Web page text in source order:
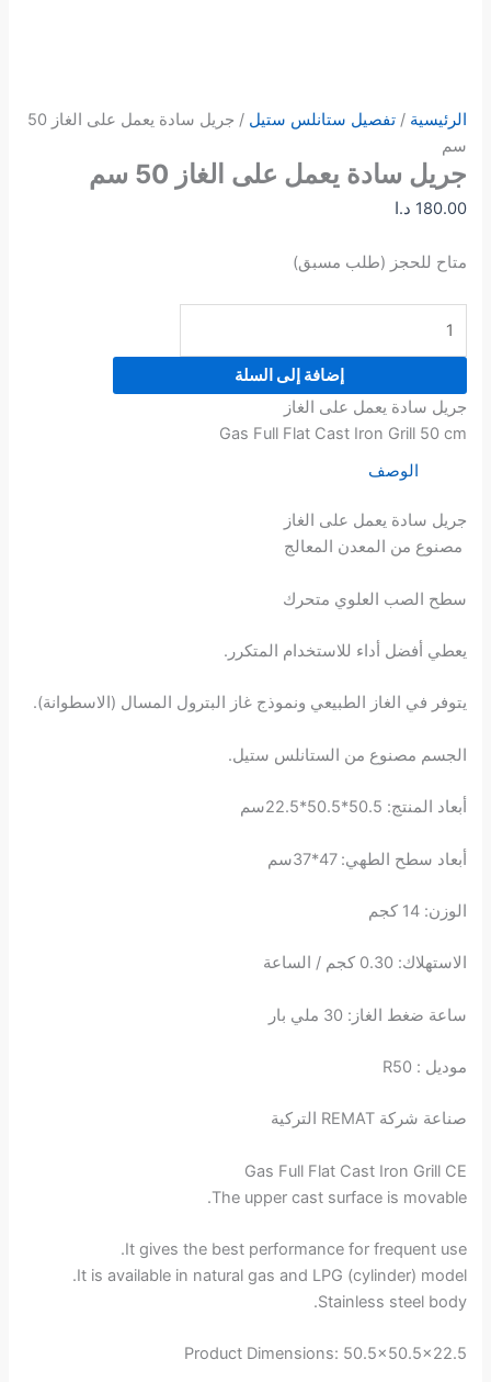
الرئيسية /تفصيل ستانلس ستيل
/ جريل سادة يعمل على الغاز 50
سم
جريل سادة يعمل على الغاز 50 سم
180.00 د.ا
متاح للحجز (طلب مسبق)
إضافة إلى السلة
جريل سادة يعمل على الغاز
Gas Full Flat Cast Iron Grill 50 cm
الوصف
جريل سادة يعمل على الغاز
مصنوع من المعدن المعالج
سطح الصب العلوي متحرك
يعطي أفضل أداء للاستخدام المتكرر.
يتوفر في الغاز الطبيعي ونموذج غاز البترول المسال (الاسطوانة).
الجسم مصنوع من الستانلس ستيل.
أبعاد المنتج: 50.5*50.5*22.5سم
أبعاد سطح الطهي: 47*37سم
الوزن: 14 كجم
الاستهلاك: 0.30 كجم / الساعة
ساعة ضغط الغاز: 30 ملي بار
موديل : R50
صناعة شركة REMAT التركية
Gas Full Flat Cast Iron Grill CE
The upper cast surface is movable.
It gives the best performance for frequent use.
It is available in natural gas and LPG (cylinder) model.
Stainless steel body.
Product Dimensions: 50.5×50.5×22.5